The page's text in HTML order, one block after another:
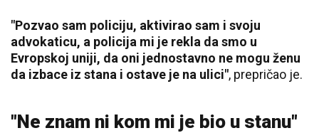
"Pozvao sam policiju, aktivirao sam i svoju
advokaticu, a policija mi je rekla da smo u
Evropskoj uniji, da oni jednostavno ne mogu ženu
da izbace iz stana i ostave je na ulici", prepričao je.
"Ne znam ni kom mi je bio u stanu"